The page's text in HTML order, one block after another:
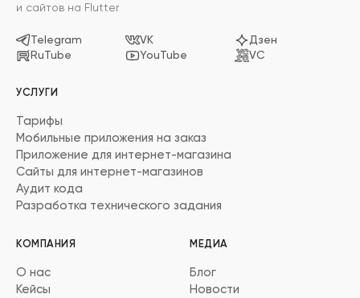
и сайтов на Flutter
Telegram VK
Дзен
RuTube
YouTube VC
УСЛУГИ
Тарифы
Мобильные приложения на заказ
Приложение для интернет-магазина
Сайты для интернет-магазинов
Аудит кода
Разработка технического задания
КОМПАНИЯ
О нас
Кейсы
МЕДИА
Блог
Новости